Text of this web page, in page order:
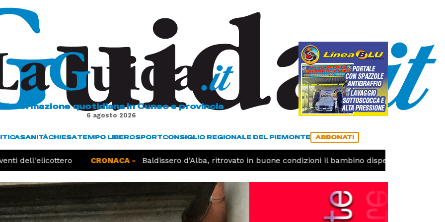
L'informazione quotidiana in Cuneo e provincia
6 agosto 2026
SANITÀCHIESATEMPO LIBEROSPORTCONSIGLIO REGIONALE DEL PIEMONTE ABBONATI
dell'elicottero CRONACA - Baldissero d'Alba, ritrovato in buone condizioni il bambino disperso